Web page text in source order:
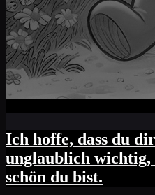
Ich hoffe, dass du
unglaublich wichtig,
schön du bist.